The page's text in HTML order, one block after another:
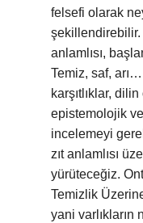
felsefi olarak
şekillendirebilir.
anlamlısı,
Temiz, saf,
karşıtlıklar,
epistemolojik
incelemeyi
zıt anlamlısı
yürüteceğiz.
Temizlik
yani varlıkların